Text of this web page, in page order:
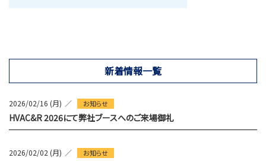
新着情報一覧
2026/02/16 (月) お知らせ
HVAC&R 2026にて弊社ブースへのご来場御礼
2026/02/02 (月) お知らせ